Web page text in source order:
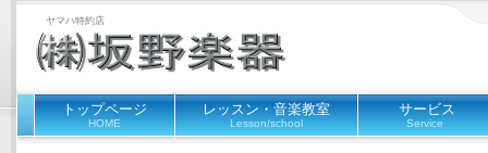
ヤマハ特約店
トップページ
HOME
レッスン・音楽教室
Lesson/school
サービス
Service